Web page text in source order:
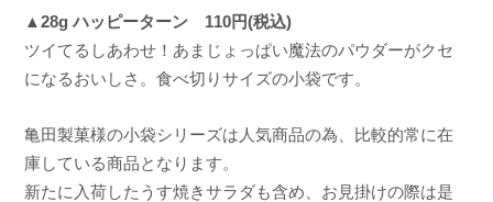
▲28g ハッピーターン 110円(税込)
ツイてるしあわせ！あまじょっぱい魔法のパウダーがクセ
になるおいしさ。食べ切りサイズの小袋です。
亀田製菓様の小袋シリーズは人気商品の為、比較的常に在
庫している商品となります。
新たに入荷したうす焼きサラダも含め、お見掛けの際は是